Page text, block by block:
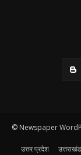
© Newspaper
उत्तर प्रदेश उत्तराखंड